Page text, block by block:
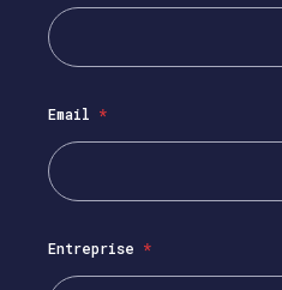
Email *
Entreprise *